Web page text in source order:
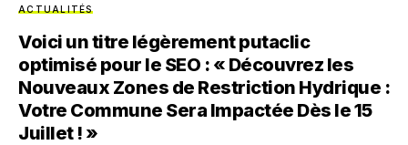
ACTUALITÉS
Voici un titre légèrement putaclic
optimisé pour le SEO : « Découvrez les
Nouveaux Zones de Restriction Hydrique :
Votre Commune Sera Impactée Dès le 15
Juillet ! »